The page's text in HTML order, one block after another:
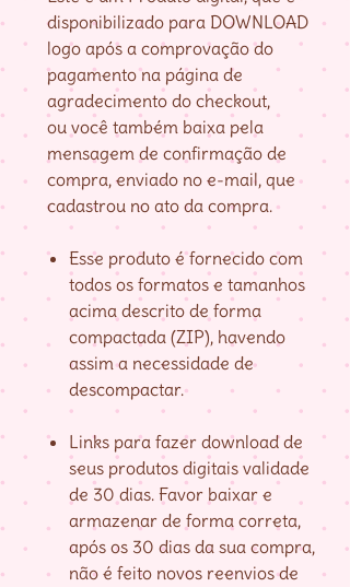
disponibilizado para DOWNLOAD
logo após a comprovação do
pagamento na página de
agradecimento do checkout,
ou você também baixa pela
mensagem de confirmação de
compra, enviado no e-mail, que
cadastrou no ato da compra.
Esse produto é fornecido com
todos os formatos e tamanhos
acima descrito de forma
compactada (ZIP), havendo
assim a necessidade de
descompactar.
Links para fazer download de
seus produtos digitais validade
de 30 dias. Favor baixar e
armazenar de forma correta,
após os 30 dias da sua compra,
não é feito novos reenvios de